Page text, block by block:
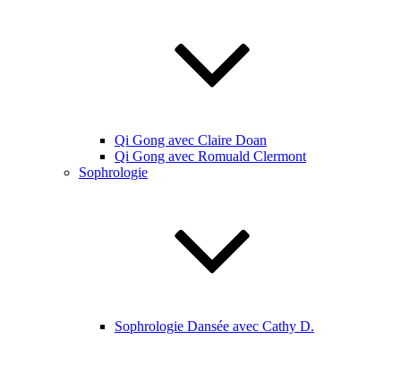
Qi Gong avec Claire Doan
Qi Gong avec Romuald Clermont
Sophrologie
Sophrologie Dansée avec Cathy D.